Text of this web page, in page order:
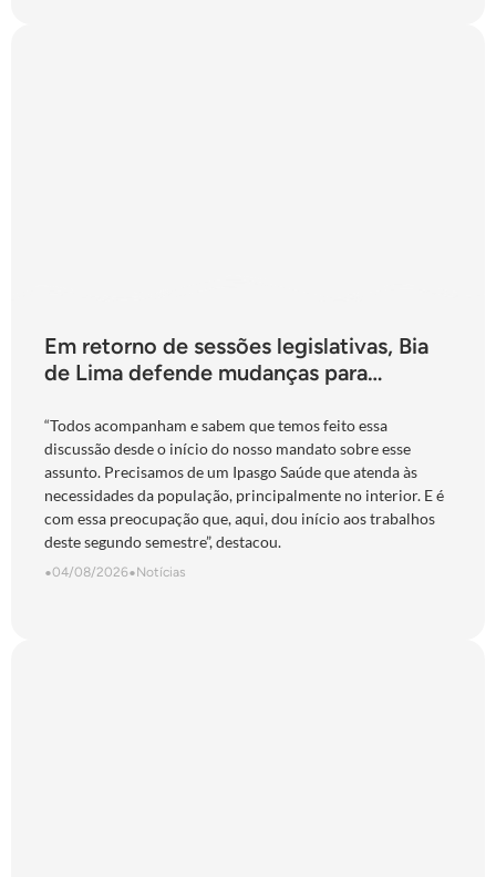
Em retorno de sessões legislativas, Bia
de Lima defende mudanças para
“Todos acompanham e sabem que temos feito essa
discussão desde o início do nosso mandato sobre esse
assunto. Precisamos de um Ipasgo Saúde que atenda às
necessidades da população, principalmente no interior. E é
com essa preocupação que, aqui, dou início aos trabalhos
deste segundo semestre”, destacou.
•04/08/2026•Notícias